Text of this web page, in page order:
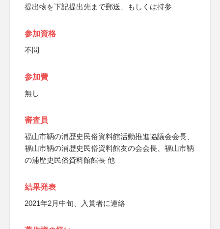
提出物を下記提出先まで郵送、もしくは持参
参加資格
不問
参加費
無し
審査員
福山市鞆の浦歴史民俗資料館活動推進協議会会長、
福山市鞆の浦歴史民俗資料館友の会会長、福山市鞆
の浦歴史民俗資料館館長 他
結果発表
2021年2月中旬、入賞者に連絡